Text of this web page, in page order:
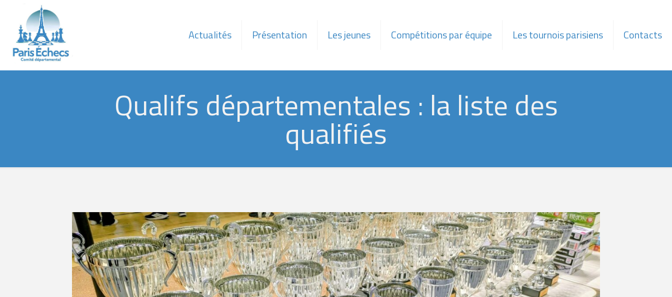
Actualités Présentation Les jeunes Compétitions par équipe Les tournois parisiens Contacts
Qualifs départementales : la liste des
qualifiés